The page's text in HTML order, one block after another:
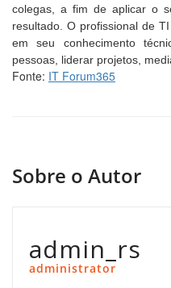
colegas, a fim de aplicar o
resultado. O profissional de
em seu conhecimento
pessoas, liderar projetos,
Fonte: IT Forum365
Sobre o Autor
admin_rs
administrator